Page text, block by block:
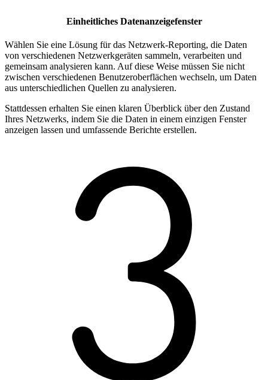
Einheitliches Datenanzeigefenster
Wählen Sie eine Lösung für das Netzwerk-Reporting, die Daten
von verschiedenen Netzwerkgeräten sammeln, verarbeiten und
gemeinsam analysieren kann. Auf diese Weise müssen Sie nicht
zwischen verschiedenen Benutzeroberflächen wechseln, um Daten
aus unterschiedlichen Quellen zu analysieren.
Stattdessen erhalten Sie einen klaren Überblick über den Zustand
Ihres Netzwerks, indem Sie die Daten in einem einzigen Fenster
anzeigen lassen und umfassende Berichte erstellen.